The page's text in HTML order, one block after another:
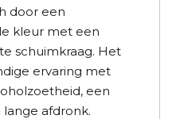
door een
kleur met een
schuimkraag. Het
ervaring met
een
afdronk.